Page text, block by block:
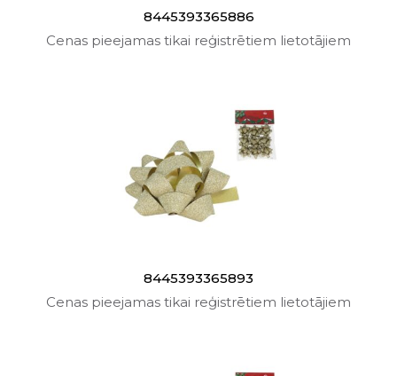
8445393365886
Cenas pieejamas tikai reģistrētiem lietotājiem
8445393365893
Cenas pieejamas tikai reģistrētiem lietotājiem